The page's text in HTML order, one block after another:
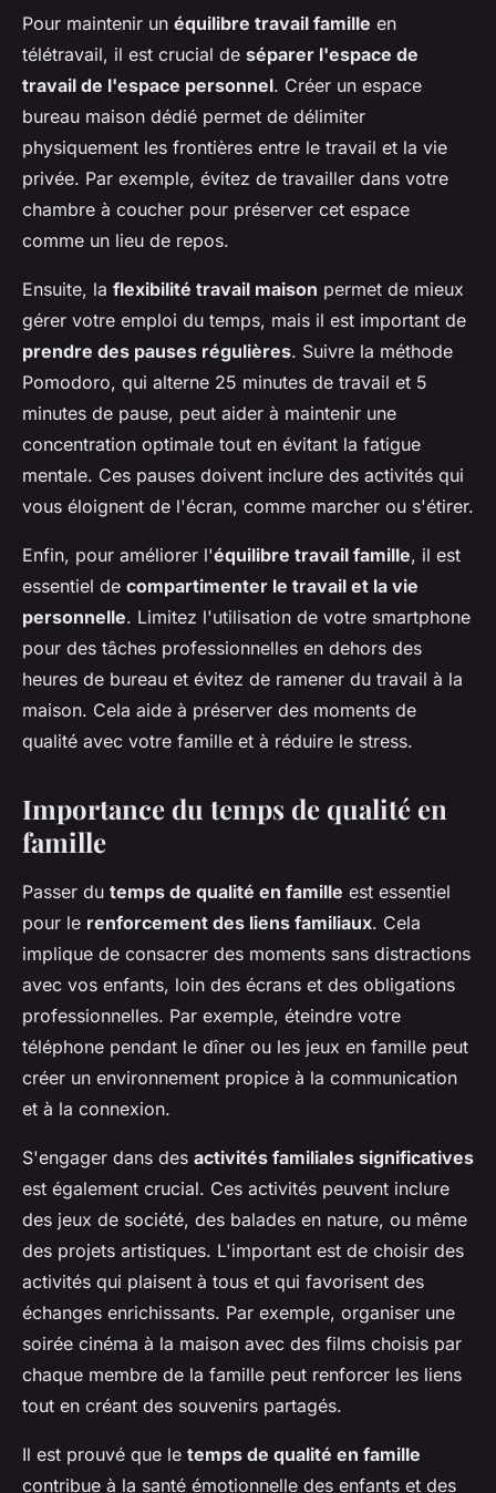
Pour maintenir un équilibre travail famille en
télétravail, il est crucial de séparer l'espace de
travail de l'espace personnel. Créer un espace
bureau maison dédié permet de délimiter
physiquement les frontières entre le travail et la vie
privée. Par exemple, évitez de travailler dans votre
chambre à coucher pour préserver cet espace
comme un lieu de repos.
Ensuite, la flexibilité travail maison permet de mieux
gérer votre emploi du temps, mais il est important de
prendre des pauses régulières. Suivre la méthode
Pomodoro, qui alterne 25 minutes de travail et 5
minutes de pause, peut aider à maintenir une
concentration optimale tout en évitant la fatigue
mentale. Ces pauses doivent inclure des activités qui
vous éloignent de l'écran, comme marcher ou s'étirer.
Enfin, pour améliorer l'équilibre travail famille, il est
essentiel de compartimenter le travail et la vie
personnelle. Limitez l'utilisation de votre smartphone
pour des tâches professionnelles en dehors des
heures de bureau et évitez de ramener du travail à la
maison. Cela aide à préserver des moments de
qualité avec votre famille et à réduire le stress.
Importance du temps de qualité en
famille
Passer du temps de qualité en famille est essentiel
pour le renforcement des liens familiaux. Cela
implique de consacrer des moments sans distractions
avec vos enfants, loin des écrans et des obligations
professionnelles. Par exemple, éteindre votre
téléphone pendant le dîner ou les jeux en famille peut
créer un environnement propice à la communication
et à la connexion.
S'engager dans des activités familiales significatives
est également crucial. Ces activités peuvent inclure
des jeux de société, des balades en nature, ou même
des projets artistiques. L'important est de choisir des
activités qui plaisent à tous et qui favorisent des
échanges enrichissants. Par exemple, organiser une
soirée cinéma à la maison avec des films choisis par
chaque membre de la famille peut renforcer les liens
tout en créant des souvenirs partagés.
Il est prouvé que le temps de qualité en famille
contribue à la santé émotionnelle des enfants et des